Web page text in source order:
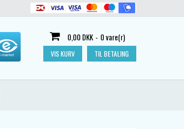
0,00 DKK - 0 vare(r)
VIS KURV TIL BETALING